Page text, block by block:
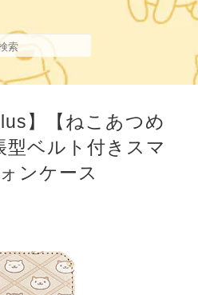
】【ねこあつめ
型ベルト付きスマ
ンケース